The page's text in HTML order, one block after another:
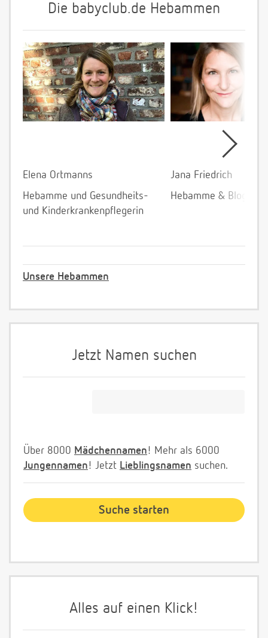
Die babyclub.de Hebammen
Elena Ortmanns
Hebamme und Gesundheits-
und Kinderkrankenpflegerin
Jana Friedrich
Hebamme &
Unsere Hebammen
Jetzt Namen suchen
Über 8000 Mädchennamen! Mehr als 6000
Jungennamen! Jetzt Lieblingsnamen suchen.
Alles auf einen Klick!